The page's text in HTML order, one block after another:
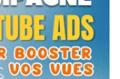
YouTube Ads pour
✅ Maîtrise
pour garantir
personnalisée, en
votre budget. Si